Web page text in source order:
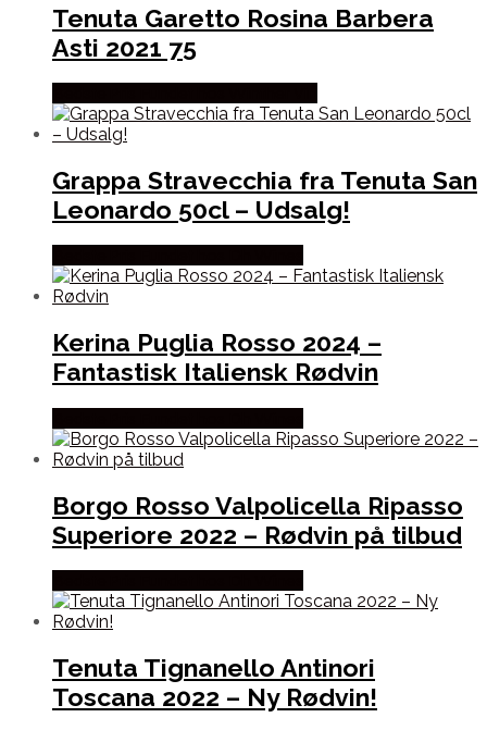
Tenuta Garetto Rosina Barbera
Asti 2021 75
Grappa Stravecchia fra Tenuta San
Leonardo 50cl – Udsalg!
Kerina Puglia Rosso 2024 –
Fantastisk Italiensk Rødvin
Borgo Rosso Valpolicella Ripasso
Superiore 2022 – Rødvin på tilbud
Tenuta Tignanello Antinori
Toscana 2022 – Ny Rødvin!